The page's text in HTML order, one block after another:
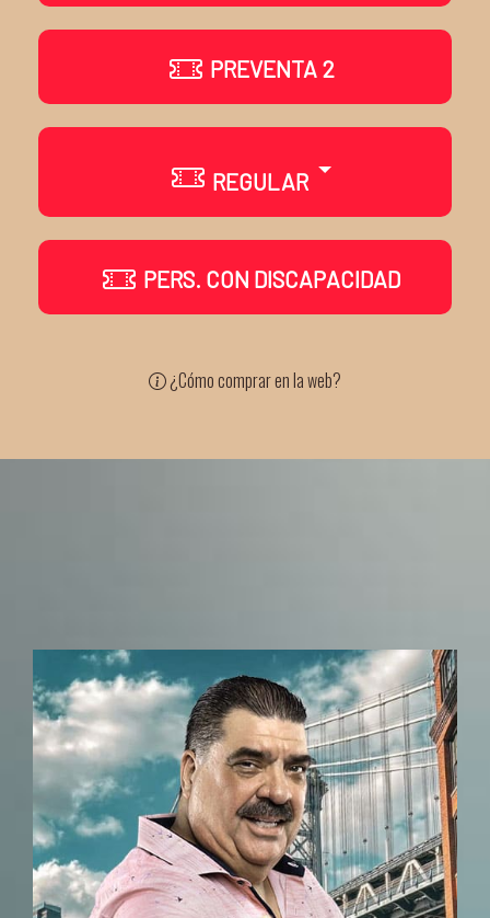
PREVENTA 2
REGULAR
PERS. CON DISCAPACIDAD
¿Cómo comprar en la web?